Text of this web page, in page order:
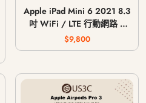
Apple iPad Mini 6 2021 8.3
吋 WiFi / LTE 行動網路 /
64G 256G
$9,800